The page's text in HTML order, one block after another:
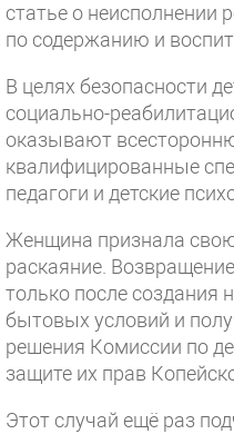
статье о неисполнении
по содержанию и
В целях безопасности
социально-
оказывают
квалифицированные
педагоги и детские
Женщина признала
раскаяние.
только после создания
бытовых условий и
решения Комиссии по
защите их прав
Этот случай ещё раз